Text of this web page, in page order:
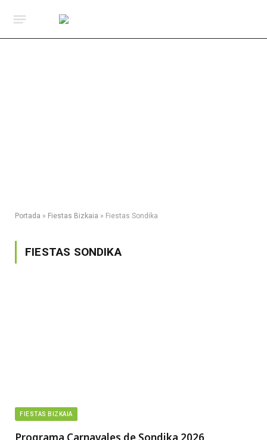
Portada » Fiestas Bizkaia » Fiestas Sondika
FIESTAS SONDIKA
FIESTAS BIZKAIA
Programa Carnavales de Sondika 2026